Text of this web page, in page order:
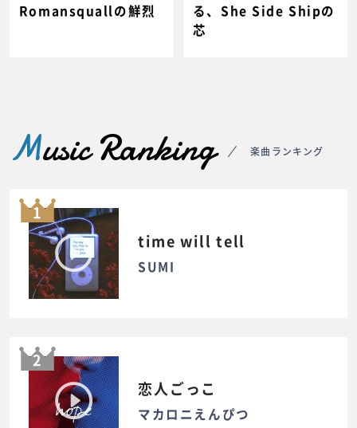
Romansquallの鮮烈
る、She Side Shipの
芯
Music Ranking 楽曲ランキング
1
time will tell
SUMI
2
恋人ごっこ
マカロニえんぴつ